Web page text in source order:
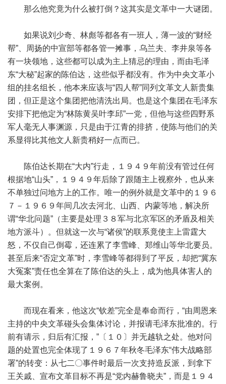
那么他究竟为什么被打倒？这其实是文革中一大谜团。
如果说刘少奇、林彪等都各有一班人，薄一波的“财经
帮”、周扬的中宣部等都各管一摊事，乌兰夫、李井泉等各
有一块领地，这些都可以成为主上猜忌的理由，而由毛泽
东“大秘”起家的陈伯达，这些似乎都没有。作为中央文革小
组的挂名组长，他本来应该与“四人帮”同列文革文人新贵集
团，但正是这个集团把他清洗出局。也是这个集团在毛泽东
安排下把他定为“林陈黄吴叶李邱”一党，但他与这些四野系
军人毫无人事渊源，只是由于江青的排挤，使陈与他们的关
系显得比其他文人新贵稍好一点而已。
陈伯达长期在“大内”行走，１９４９年前没有管过任何
根据地“山头”，１９４９年后除了跟随主上视察外，也从来
不单独过问地方上的工作。唯一的例外就是文革中的１９６
７－１９６９年间几次去河北、山西、内蒙等地，解决所
谓“华北问题”（主要是处理３８军与北京军区的矛盾及相关
地方派斗）。但就这一次与“诸侯”的联系竟使主上雷霆大
怒，不仅自己倒霉，还连累了李雪峰、郑维山等华北要员。
甚至后来“否定文革”时，李雪峰等都得到了平反，却把“冀东
大冤案”责任也全算在了陈伯达的头上，成为他具体害人的
最大案例。
而现在看来，他这次“钦差”完全是奉命而行，“由周恩来
主持的中央文革碰头会集体讨论，并报请毛泽东批准的。行
前有请示，归后有汇报，”〔１０〕并无越轨之处。他对问
题的处置也完全体现了１９６７年秋冬毛泽东“伟大战略部
署”的转变：从七二〇事件时最后一次支持造反派，到拿下
王关戚、宣布文革目标不再是“党内赫鲁晓夫”，而是１９４